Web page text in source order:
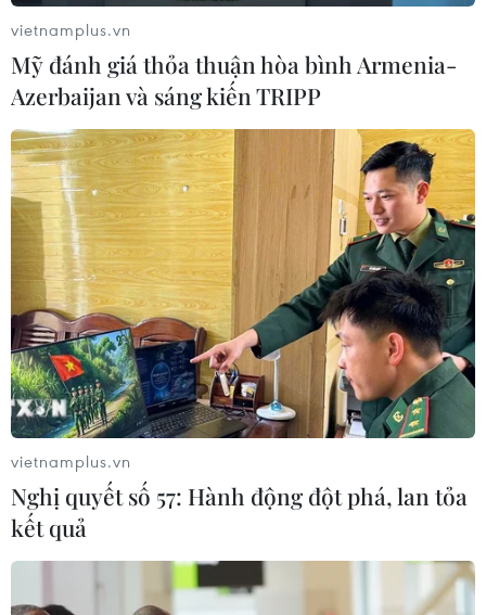
TIN CÙNG CHUYÊN MỤC
Australia điều tra vụ hai máy bay suýt
va chạm tại sân bay Sydney
09/08/2026 07:04
vietnamplus.vn
Mỹ đánh giá thỏa thuận hòa bình Armenia-
Azerbaijan và sáng kiến TRIPP
vietnamplus.vn
Nghị quyết số 57: Hành động đột phá, lan tỏa
kết quả